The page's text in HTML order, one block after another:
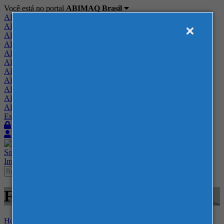
Você está no portal ABIMAQ Brasil
ABIMAQ Brasil
ABIMAQ Minas Gerais
ABIMAQ Norte-Nordeste
ABIMAQ Paraná
ABIMAQ Piracicaba
ABIMAQ Ribeirão Preto
ABIMAQ Rio de Janeiro
ABIMAQ Rio Grande do Sul
ABIMAQ Santa Catarina
ABIMAQ São Paulo
ABIMAQ Vale do Paraíba
Escritório de Relações Governamentais
Sobre
Imprensa
Feiras - Corferias - -
Home